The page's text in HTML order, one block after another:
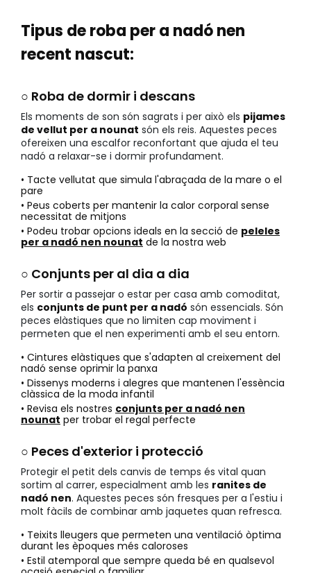
Tipus de roba per a nadó nen
recent nascut:
○ Roba de dormir i descans
Els moments de son són sagrats i per això els pijames
de vellut per a nounat són els reis. Aquestes peces
ofereixen una escalfor reconfortant que ajuda el teu
nadó a relaxar-se i dormir profundament.
• Tacte vellutat que simula l'abraçada de la mare o el
pare
• Peus coberts per mantenir la calor corporal sense
necessitat de mitjons
• Podeu trobar opcions ideals en la secció de peleles
per a nadó nen nounat de la nostra web
○ Conjunts per al dia a dia
Per sortir a passejar o estar per casa amb comoditat,
els conjunts de punt per a nadó són essencials. Són
peces elàstiques que no limiten cap moviment i
permeten que el nen experimenti amb el seu entorn.
• Cintures elàstiques que s'adapten al creixement del
nadó sense oprimir la panxa
• Dissenys moderns i alegres que mantenen l'essència
clàssica de la moda infantil
• Revisa els nostres conjunts per a nadó nen
nounat per trobar el regal perfecte
○ Peces d'exterior i protecció
Protegir el petit dels canvis de temps és vital quan
sortim al carrer, especialment amb les ranites de
nadó nen. Aquestes peces són fresques per a l'estiu i
molt fàcils de combinar amb jaquetes quan refresca.
• Teixits lleugers que permeten una ventilació òptima
durant les èpoques més caloroses
• Estil atemporal que sempre queda bé en qualsevol